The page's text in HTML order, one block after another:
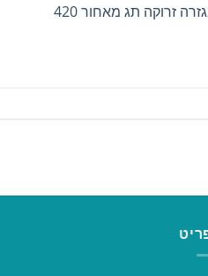
זרוקה תג מאחור 420